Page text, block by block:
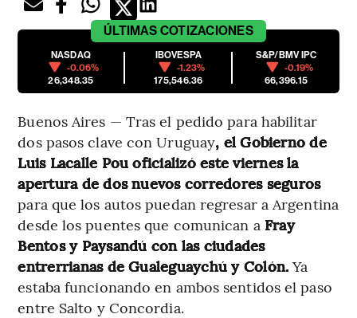
ÚLTIMAS COTIZACIONES
NASDAQ
-0.06%
26,348.35
IBOVESPA
-1.23%
175,546.36
S&P/BMV IPC
-0.19%
66,396.15
Buenos Aires — Tras el pedido para habilitar
dos pasos clave con Uruguay, el Gobierno de
Luis Lacalle Pou oficializó este viernes la
apertura de dos nuevos corredores seguros
para que los autos puedan regresar a Argentina
desde los puentes que comunican a Fray
Bentos y Paysandú con las ciudades
entrerrianas de Gualeguaychú y Colón. Ya
estaba funcionando en ambos sentidos el paso
entre Salto y Concordia.